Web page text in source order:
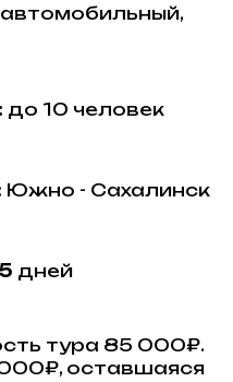
автомобильный,
до 10 человек
Южно - Сахалинск
дней
тура 85 000₽.
оставшаяся